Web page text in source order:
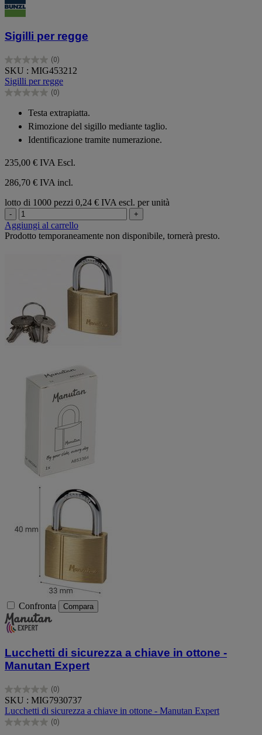
Sigilli per regge
(0)
0.0
su
5
stelle.
SKU : MIG453212
Sigilli per regge
(0)
0.0
stelle.
Testa extrapiatta.
Rimozione del sigillo mediante taglio.
Identificazione tramite numerazione.
235,00 € IVA Escl.
286,70 € IVA incl.
lotto di 1000 pezzi 0,24 € IVA escl. per unità
- +
Aggiungi al carrello
Prodotto temporaneamente non disponibile, tornerà presto.
Confronta Compara
Lucchetti di sicurezza a chiave in ottone -
Manutan Expert
(0)
0.0
su
5
stelle.
SKU : MIG7930737
Lucchetti di sicurezza a chiave in ottone - Manutan Expert
(0)
0.0